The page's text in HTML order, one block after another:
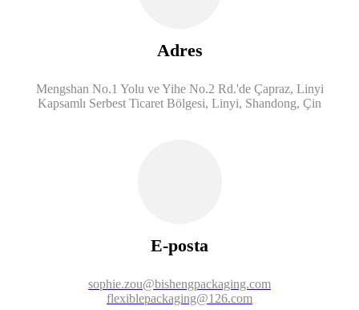
Adres
Mengshan No.1 Yolu ve Yihe No.2 Rd.'de Çapraz, Linyi
Kapsamlı Serbest Ticaret Bölgesi, Linyi, Shandong, Çin
E-posta
sophie.zou@bishengpackaging.com
flexiblepackaging@126.com